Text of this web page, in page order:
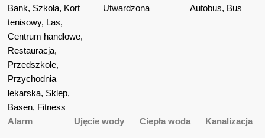
Bank, Szkoła, Kort
tenisowy, Las,
Centrum handlowe,
Restauracja,
Przedszkole,
Przychodnia
lekarska, Sklep,
Basen, Fitness
Utwardzona Autobus, Bus
Alarm Ujęcie wody Ciepła woda Kanalizacja